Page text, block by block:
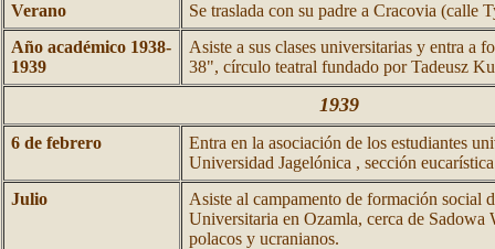
Verano
Se traslada con su padre a Cracovia (calle
Año académico 1938-
1939
Asiste a sus clases universitarias y entra a
38", círculo teatral fundado por Tadeusz
1939
6 de febrero
Entra en la asociación de los estudiantes
Universidad Jagelónica , sección
Julio
Asiste al campamento de formación social
Universitaria en Ozamla, cerca de Sadowa
polacos y ucranianos.